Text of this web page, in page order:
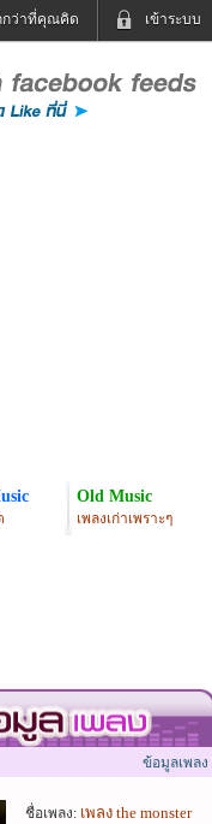
เข้าระบบ
กว่าที่คุณคิด
ฟังวิทยุออนไลน์
Old Music
เพลงเก่าเพราะๆ
ข้อมูลเพลง
ชื่อเพลง: เพลง the monster